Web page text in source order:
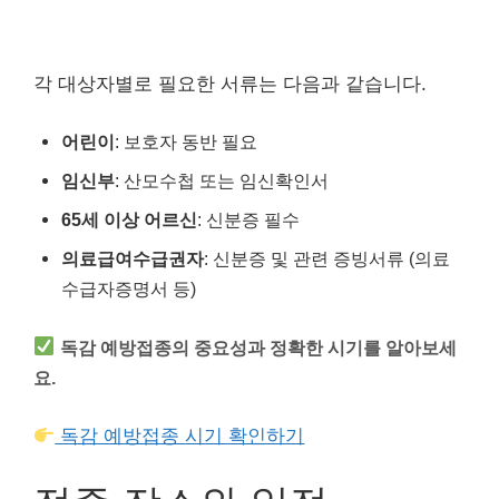
각 대상자별로 필요한 서류는 다음과 같습니다.
어린이: 보호자 동반 필요
임신부: 산모수첩 또는 임신확인서
65세 이상 어르신: 신분증 필수
의료급여수급권자: 신분증 및 관련 증빙서류 (의료
수급자증명서 등)
독감 예방접종의 중요성과 정확한 시기를 알아보세
요.
독감 예방접종 시기 확인하기